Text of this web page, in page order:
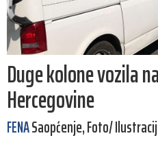
Duge kolone vozila
Hercegovine
FENASaopćenje, Foto/